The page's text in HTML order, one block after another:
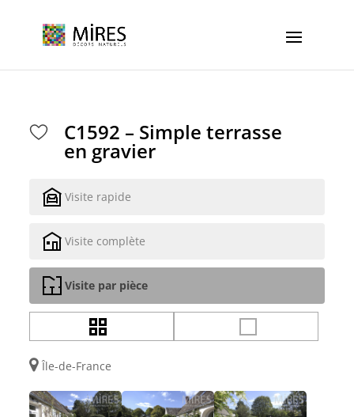
C1592 – Simple terrasse
en gravier
Visite rapide
Visite complète
Visite par pièce
Île-de-France